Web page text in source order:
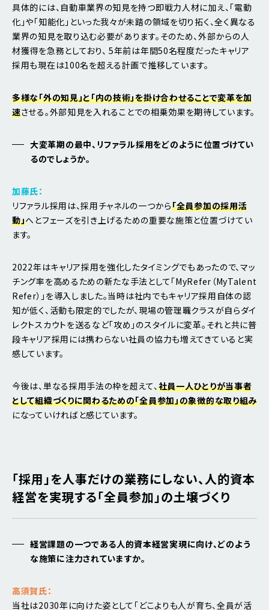
具体的には、自動車業界の知見を持つ即戦力人材に加え、「電動
化」や「知能化」といった我々が未踏の領域を切り拓く、全く異なる
業界の知見を取り込む必要があります。そのため、外部からの人
材獲得を急務としており、 5年前は年間50名程度だったキャリア
採用も現在は100名を超える計画で推移しています。
多様な「外の知見」と「内の技術」を掛け合わせることで変革を加
速させる。外部知見を入れることでの相乗効果を期待しています。
大変革期の最中、リファラル採用をどのように位置づけてい
るのでしょうか。
加藤氏：
リファラル採用は、採用チャネルの一つから「全員参加の採用活
動」へとフェーズを引き上げるための重要な施策と位置づけてい
ます。
2022年はキャリア採用を強化したタイミングでもあったので、マッ
チング率を高めるための新たな手法として「MyRefer（MyTalent
Refer）」を導入しました。当時は社内でもキャリア採用自体の認
知が低く、活動も限定的でしたが、現場の管理職クラスが自らダイ
レクトスカウトを送るなど「攻め」のスタイルに変革。それと共に普
段キャリア採用には携わらない社員の協力も増えてきていると実
感しています。
今後は、単なる採用手法の枠を超えて、社員一人ひとりが当事者
として組織づくりに関わるための「全員参加」の象徴的な取り組み
になっていければと感じています。
「採用」を人事だけの業務にしない、人的資本
経営を実現する「全員参加」の土壌づくり
経営課題の一つである人的資本経営実現に向け、どのよう
な施策に注力されていますか。
高須賀氏：
当社は2030年に向けた姿として「どこよりも人が育ち、全員が活